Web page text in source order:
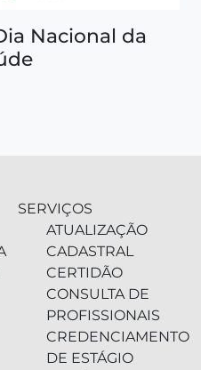
Nacional da
SERVIÇOS
ATUALIZAÇÃO
CADASTRAL
CERTIDÃO
CONSULTA DE
PROFISSIONAIS
CREDENCIAMENTO
DE ESTÁGIO